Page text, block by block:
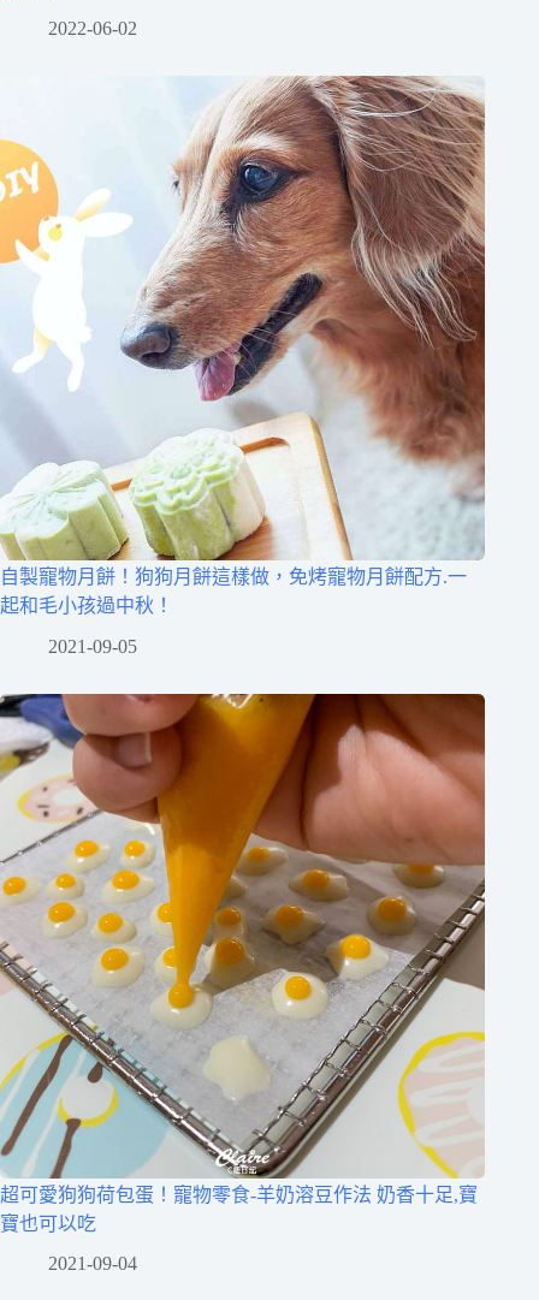
2022-06-02
自製寵物月餅！狗狗月餅這樣做，免烤寵物月餅配方.一
起和毛小孩過中秋！
2021-09-05
超可愛狗狗荷包蛋！寵物零食-羊奶溶豆作法 奶香十足,寶
寶也可以吃
2021-09-04